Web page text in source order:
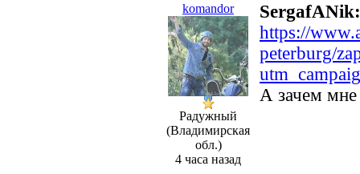
komandor
Радужный
(Владимирская
обл.)
4 часа назад
SergafANik:
https://
peterburg/
А зачем